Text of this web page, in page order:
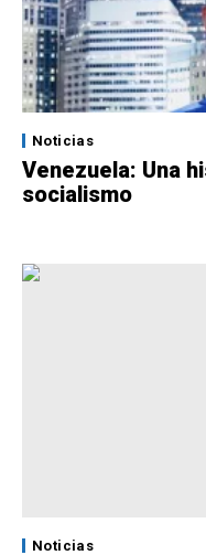
Noticias
Venezuela: Una
socialismo
Noticias